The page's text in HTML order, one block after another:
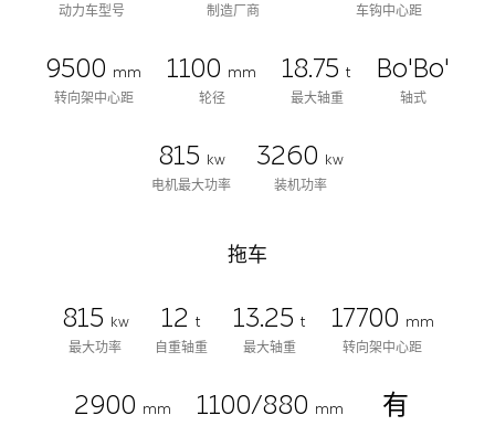
动力车型号 制造厂商
车钩中心距
9500 mm
转向架中心距
1100 mm
轮径
18.75 t
最大轴重
Bo'Bo'
轴式
815
kw
电机最大功率
3260
kw
装机功率
拖车
815
kw
最大功率
12 t
自重轴重
13.25 t
最大轴重
17700 mm
转向架中心距
2900 mm
1100/880 mm
有